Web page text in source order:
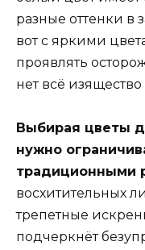
разные оттенки в
вот с яркими
проявлять
нет всё
Выбирая цветы
нужно
традиционными
восхитительных
трепетные
подчеркнёт